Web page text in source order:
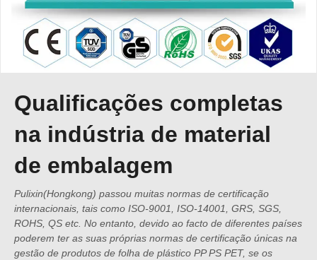
Qualificações completas
na indústria de material
de embalagem
Pulixin(Hongkong) passou muitas normas de certificação
internacionais, tais como ISO-9001, ISO-14001, GRS, SGS,
ROHS, QS etc. No entanto, devido ao facto de diferentes países
poderem ter as suas próprias normas de certificação únicas na
gestão de produtos de folha de plástico PP PS PET, se os